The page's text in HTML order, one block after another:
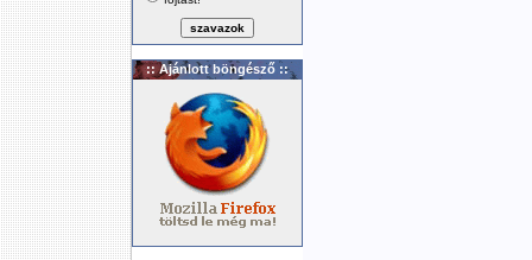
:: Ajánlott böngésző ::